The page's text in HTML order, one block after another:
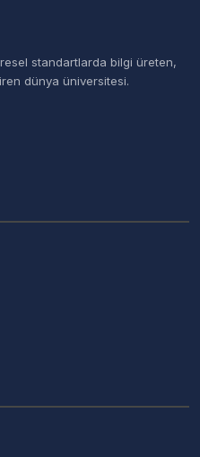
standartlarda bilgi üreten,
dünya üniversitesi.